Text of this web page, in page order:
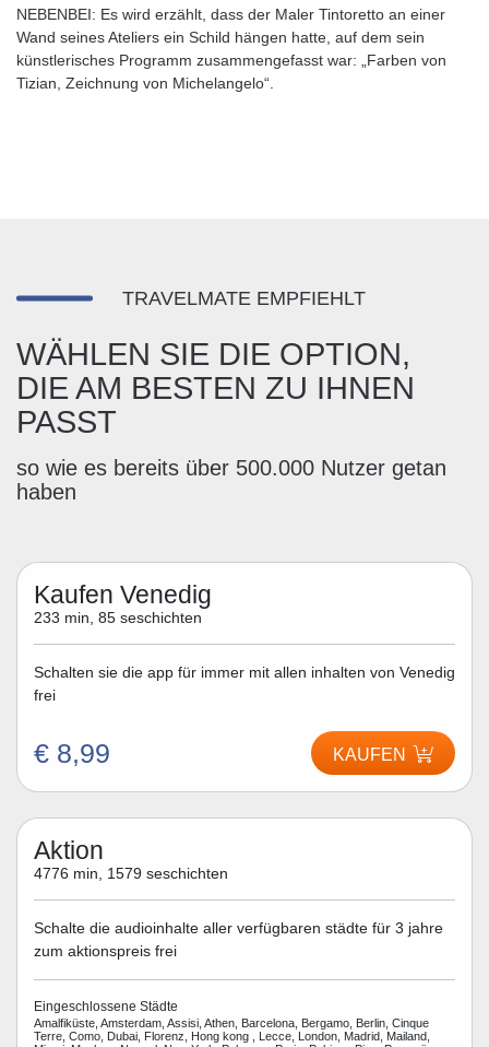
NEBENBEI: Es wird erzählt, dass der Maler Tintoretto an einer
Wand seines Ateliers ein Schild hängen hatte, auf dem sein
künstlerisches Programm zusammengefasst war: „Farben von
Tizian, Zeichnung von Michelangelo“.
TRAVELMATE EMPFIEHLT
WÄHLEN SIE DIE OPTION,
DIE AM BESTEN ZU IHNEN
PASST
so wie es bereits über 500.000 Nutzer getan
haben
Kaufen Venedig
233 min, 85 seschichten
Schalten sie die app für immer mit allen inhalten von Venedig
frei
€ 8,99 KAUFEN
Aktion
4776 min, 1579 seschichten
Schalte die audioinhalte aller verfügbaren städte für 3 jahre
zum aktionspreis frei
Eingeschlossene Städte
Amalfiküste, Amsterdam, Assisi, Athen, Barcelona, Bergamo, Berlin, Cinque
Terre, Como, Dubai, Florenz, Hong kong , Lecce, London, Madrid, Mailand,